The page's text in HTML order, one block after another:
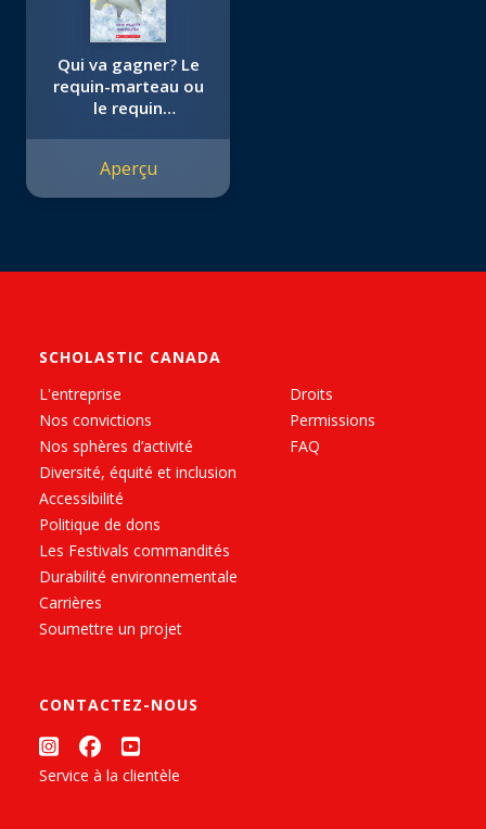
Qui va gagner? Le
requin-marteau ou
le requin
Aperçu
SCHOLASTIC CANADA
L'entreprise
Nos convictions
Nos sphères d’activité
Diversité, équité et inclusion
Accessibilité
Politique de dons
Les Festivals commandités
Durabilité environnementale
Carrières
Soumettre un projet
Droits
Permissions
FAQ
CONTACTEZ-NOUS
Service à la clientèle